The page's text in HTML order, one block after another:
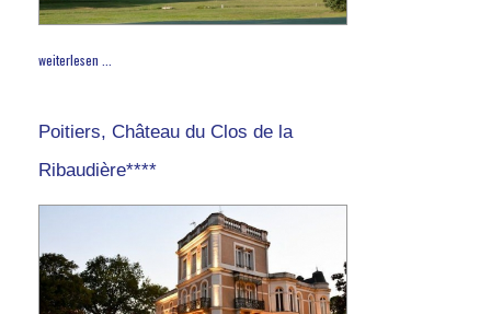
weiterlesen ...
Poitiers, Château du Clos de la
Ribaudière****